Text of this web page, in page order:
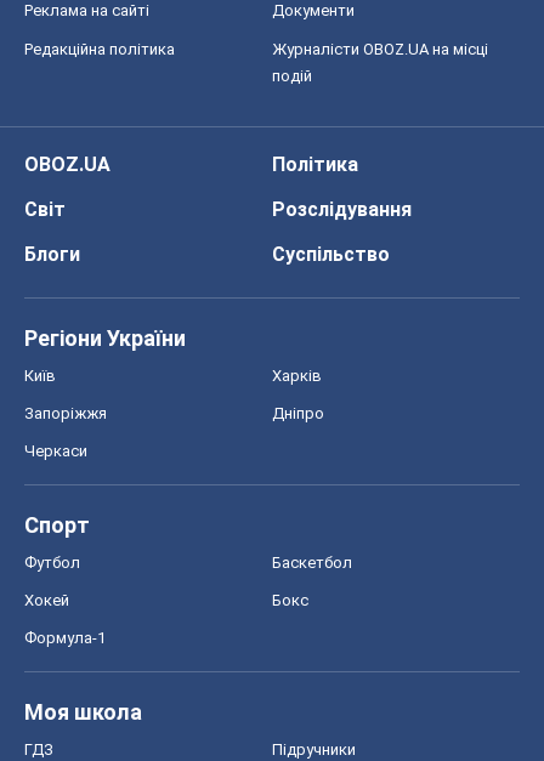
Реклама на сайті Документи
Редакційна політика
Журналісти OBOZ.UA на місці
подій
OBOZ.UA
Політика
Світ
Розслідування
Блоги
Суспільство
Регіони України
Київ Харків
Запоріжжя Дніпро
Черкаси
Спорт
Футбол Баскетбол
Хокей Бокс
Формула-1
Моя школа
ГДЗ Підручники